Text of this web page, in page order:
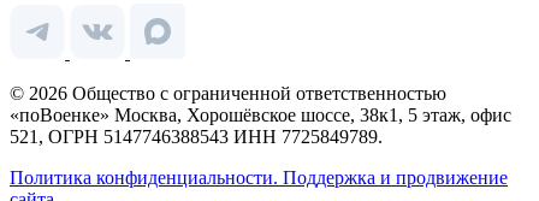
© 2026 Общество с ограниченной ответственностью
«поВоенке» Москва, Хорошёвское шоссе, 38к1, 5 этаж, офис
521, ОГРН 5147746388543 ИНН 7725849789.
Политика конфиденциальности. Поддержка и продвижение